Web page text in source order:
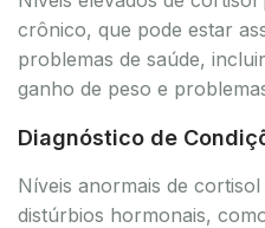
crônico, que pode estar
problemas de saúde,
ganho de peso e
Diagnóstico de
Níveis anormais de
distúrbios hormonais,